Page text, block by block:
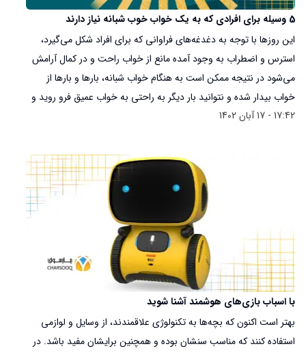
5 وسیله برای افرادی که به یک خواب خوب شبانه نیاز دارند
این روزها با توجه به دغدغه‌های فراوانی که برای افراد شکل می‌‎گیرد،
استرس و اضطراب به وجود آمده مانع از خواب راحت و در کمال آرامش
می‌شود در نتیجه ممکن است به هنگام خواب شبانه، بارها و بارها از
خواب بیدار شده و نتوانید بار دیگر به راحتی به خواب عمیق فرو روید و
تا ساعت‌ها در کمال خستگی و با ذهنی آشفته به دیوارهای اتاقتان چشم
17:42 - 17 آبان 1402
با اسباب بازی‌های هوشمند آشنا شوید
بهتر است اکنون که بچه‌ها به تکنولوژی علاقمندند، از وسایل و لوازمی
استفاده کنند که مناسب سنشان بوده و همچنین برایشان مفید باشد. در